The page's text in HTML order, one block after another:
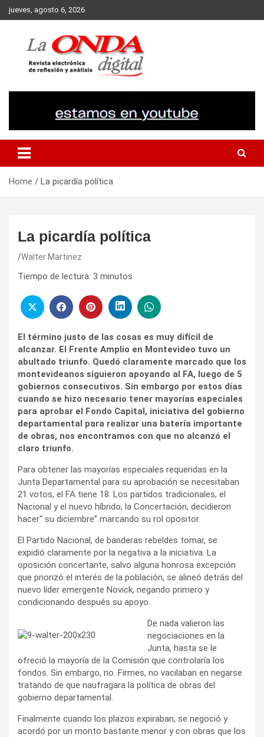
Skip
to
jueves, agosto 6, 2026
Home La picardía política
La picardía política
Walter Martinez
Tiempo de lectura: 3 minutos
El término justo de las cosas es muy difícil de
alcanzar. El Frente Amplio en Montevideo tuvo un
abultado triunfo. Quedó claramente marcado que los
montevideanos siguieron apoyando al FA, luego de 5
gobiernos consecutivos. Sin embargo por estos días
cuando se hizo necesario tener mayorías especiales
para aprobar el Fondo Capital, iniciativa del gobierno
departamental para realizar una batería importante
de obras, nos encontramos con que no alcanzó el
claro triunfo.
Para obtener las mayorías especiales requeridas en la
Junta Departamental para su aprobación se necesitaban
21 votos, el FA tiene 18. Los partidos tradicionales, el
Nacional y el nuevo híbrido, la Concertación, decidieron
hacer“ su diciembre” marcando su rol opositor.
El Partido Nacional, de banderas rebeldes tomar, se
expidió claramente por la negativa a la iniciativa. La
oposición concertante, salvo alguna honrosa excepción
que priorizó el interés de la población, se alineó detrás del
nuevo líder emergente Novick, negando primero y
condicionando después su apoyo.
De nada valieron las
negociaciones en la
Junta, hasta se le
ofreció la mayoría de la Comisión que controlaría los
fondos. Sin embargo, no. Firmes, no vacilaban en negarse
tratando de que naufragara la política de obras del
gobierno departamental.
Finalmente cuando los plazos expiraban, se negoció y
acordó por un monto bastante menor y con obras que los